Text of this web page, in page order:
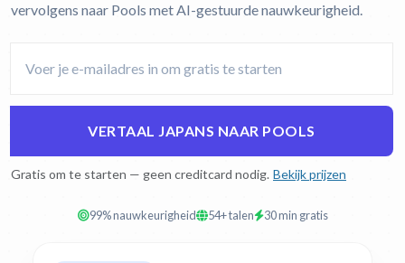
vervolgens naar Pools met AI-gestuurde nauwkeurigheid.
VERTAAL JAPANS NAAR POOLS
Gratis om te starten — geen creditcard nodig. Bekijk prijzen
99% nauwkeurigheid 54+ talen 30 min gratis